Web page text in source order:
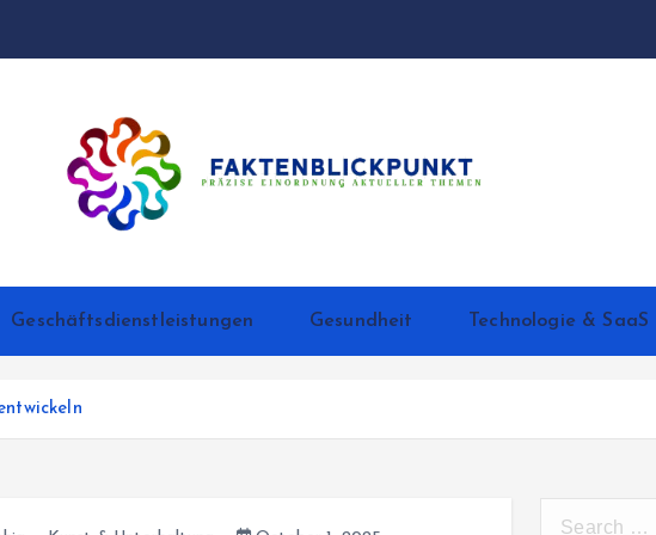
Geschäftsdienstleistungen Gesundheit Technologie & SaaS